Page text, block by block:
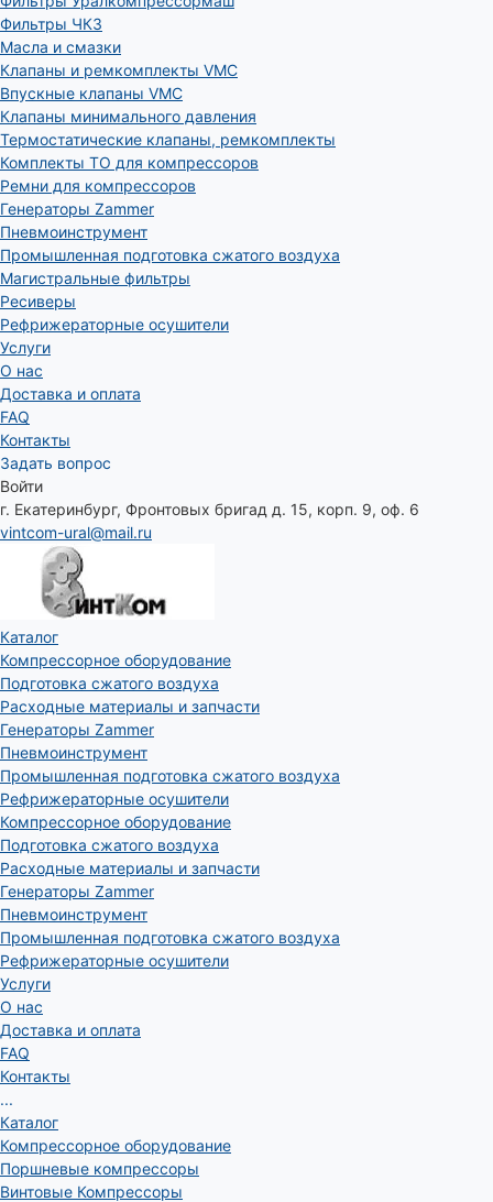
Фильтры ЧКЗ
Масла и смазки
Клапаны и ремкомплекты VMC
Впускные клапаны VMC
Клапаны минимального давления
Термостатические клапаны, ремкомплекты
Комплекты ТО для компрессоров
Ремни для компрессоров
Генераторы Zammer
Пневмоинструмент
Промышленная подготовка сжатого воздуха
Магистральные фильтры
Ресиверы
Рефрижераторные осушители
Услуги
О нас
Доставка и оплата
FAQ
Контакты
Задать вопрос
Войти
г. Екатеринбург, Фронтовых бригад д. 15, корп. 9, оф. 6
vintcom-ural@mail.ru
Каталог
Компрессорное оборудование
Подготовка сжатого воздуха
Расходные материалы и запчасти
Генераторы Zammer
Пневмоинструмент
Промышленная подготовка сжатого воздуха
Рефрижераторные осушители
Компрессорное оборудование
Подготовка сжатого воздуха
Расходные материалы и запчасти
Генераторы Zammer
Пневмоинструмент
Промышленная подготовка сжатого воздуха
Рефрижераторные осушители
Услуги
О нас
Доставка и оплата
FAQ
Контакты
...
Каталог
Компрессорное оборудование
Поршневые компрессоры
Винтовые Компрессоры